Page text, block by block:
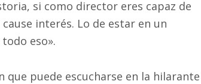
si como director eres capaz de
interés. Lo de estar en un
eso».
puede escucharse en la hilarante